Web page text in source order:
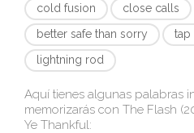
cold fusion
close calls
better safe than sorry
tap
lightning rod
Aquí tienes algunas palabras
memorizarás con The Flash
Ye Thankful: